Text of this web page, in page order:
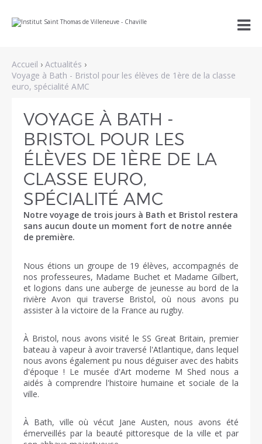
au
la
navigation
personnels

Accueil › Actualités ›
Voyage à Bath - Bristol pour les élèves de 1ère de la classe
euro, spécialité AMC
VOYAGE À BATH -
BRISTOL POUR LES
ÉLÈVES DE 1ÈRE DE LA
CLASSE EURO,
SPÉCIALITÉ AMC
Notre voyage de trois jours à Bath et Bristol restera
sans aucun doute un moment fort de notre année
de première.
Nous étions un groupe de 19 élèves, accompagnés de
nos professeures, Madame Buchet et Madame Gilbert,
et logions dans une auberge de jeunesse au bord de la
rivière Avon qui traverse Bristol, où nous avons pu
assister à la victoire de la France au rugby.
À Bristol, nous avons visité le SS Great Britain, premier
bateau à vapeur à avoir traversé l'Atlantique, dans lequel
nous avons également pu nous déguiser avec des habits
d'époque ! Le musée d'Art moderne M Shed nous a
aidés à comprendre l'histoire humaine et sociale de la
ville.
À Bath, ville où vécut Jane Austen, nous avons été
émerveillés par la beauté pittoresque de la ville et par